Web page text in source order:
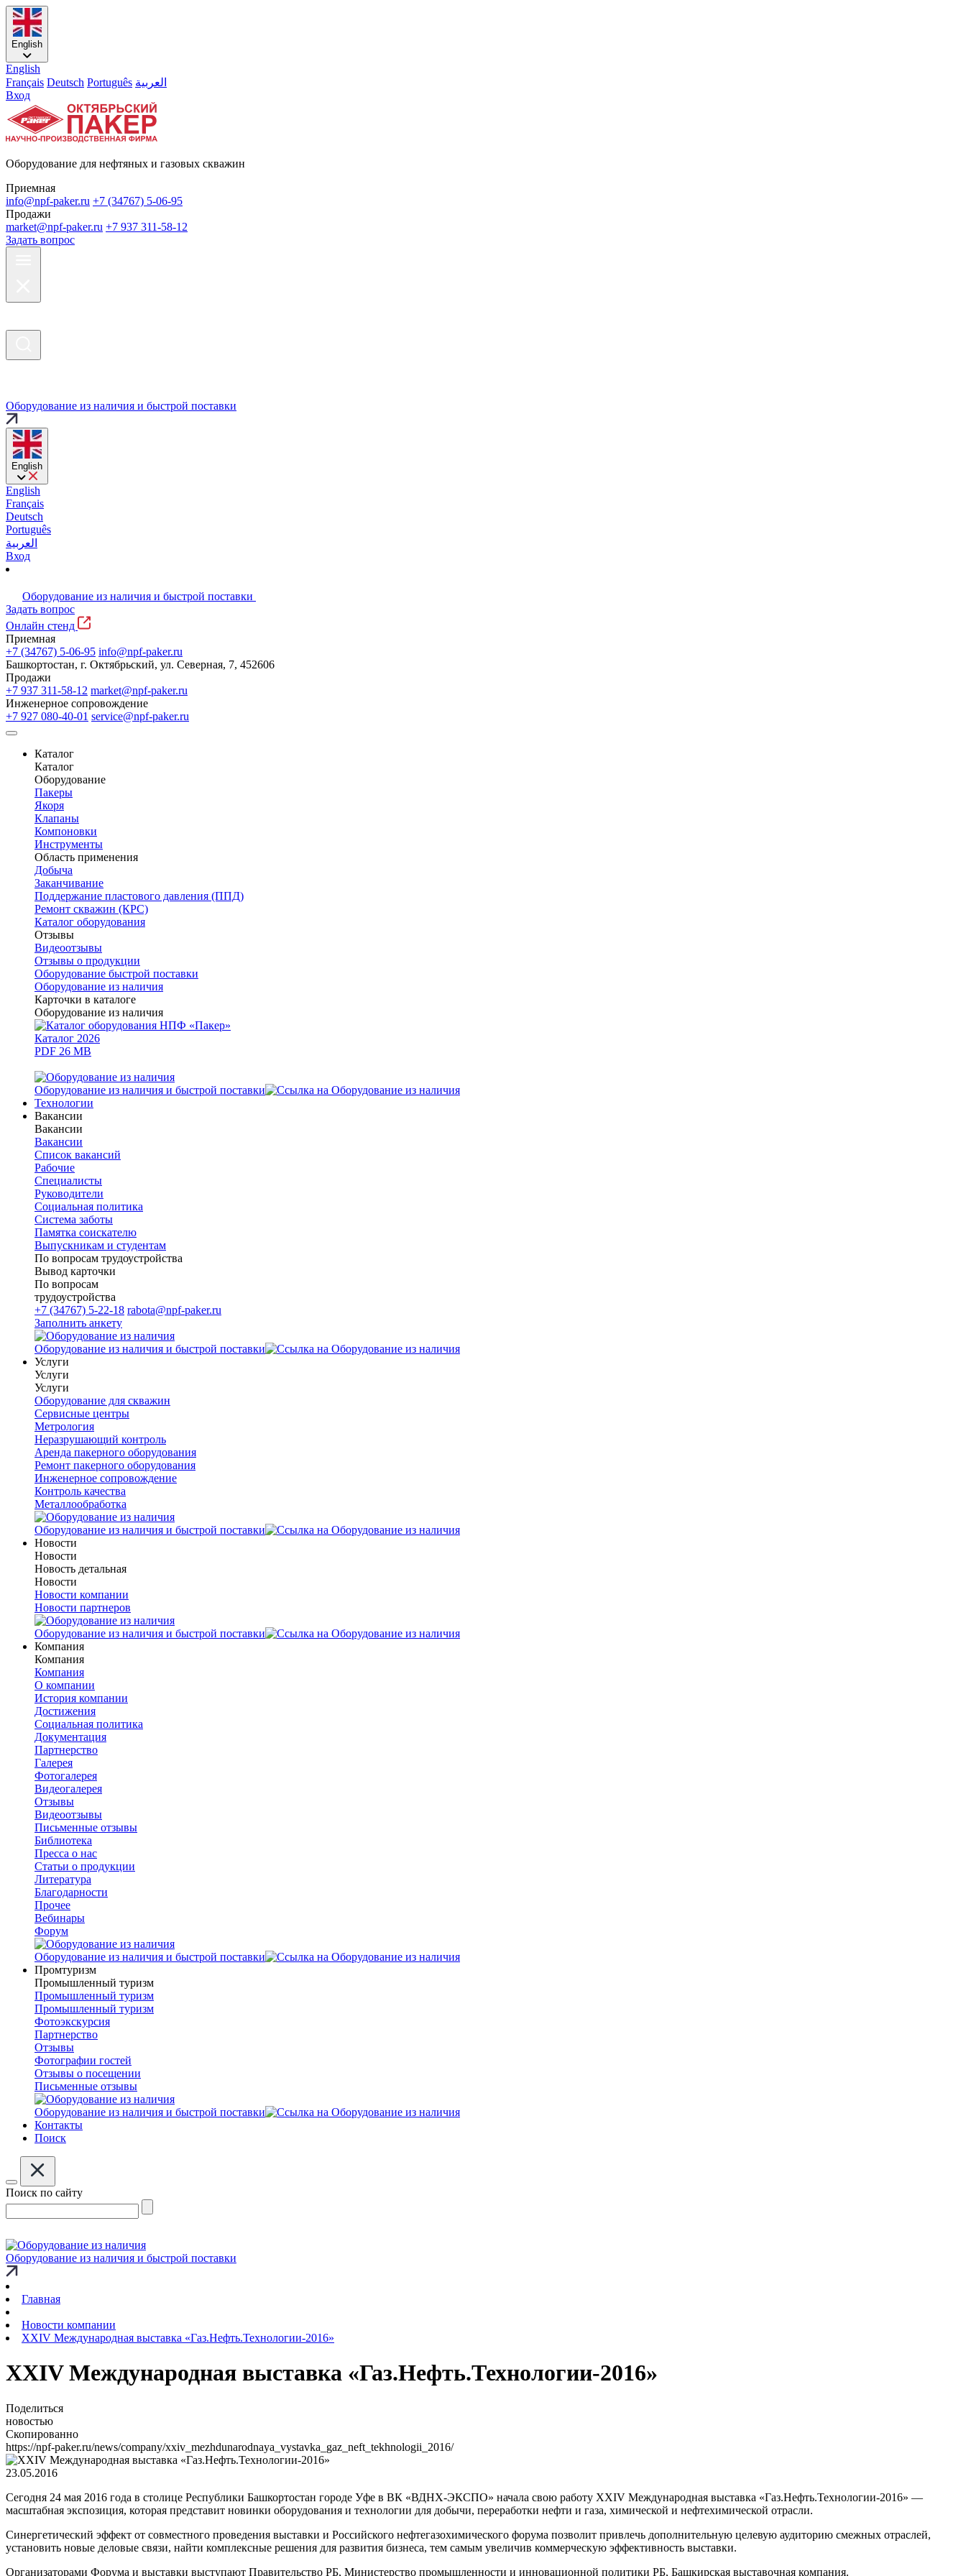
English
English
Français Deutsch Português العربية
Вход
Оборудование для нефтяных и газовых скважин
Приемная
info@npf-paker.ru +7 (34767) 5-06-95
Продажи
market@npf-paker.ru +7 937 311-58-12
Задать вопрос
Оборудование из наличия и быстрой поставки
English
English
Français
Deutsch
Português
العربية
Вход
Оборудование из наличия и быстрой поставки
Задать вопрос
Онлайн стенд
Приемная
+7 (34767) 5-06-95 info@npf-paker.ru
Башкортостан, г. Октябрьский, ул. Северная, 7, 452606
Продажи
+7 937 311-58-12 market@npf-paker.ru
Инженерное сопровождение
+7 927 080-40-01 service@npf-paker.ru
Каталог
Каталог
Оборудование
Пакеры
Якоря
Клапаны
Компоновки
Инструменты
Область применения
Добыча
Заканчивание
Поддержание пластового давления (ППД)
Ремонт скважин (КРС)
Каталог оборудования
Отзывы
Видеоотзывы
Отзывы о продукции
Оборудование быстрой поставки
Оборудование из наличия
Карточки в каталоге
Оборудование из наличия
Каталог 2026
PDF 26 MB
Оборудование из наличия и быстрой поставки
Технологии
Вакансии
Вакансии
Вакансии
Список вакансий
Рабочие
Специалисты
Руководители
Cоциальная политика
Система заботы
Памятка соискателю
Выпускникам и студентам
По вопросам трудоустройства
Вывод карточки
По вопросам
трудоустройства
+7 (34767) 5-22-18 rabota@npf-paker.ru
Заполнить анкету
Оборудование из наличия и быстрой поставки
Услуги
Услуги
Услуги
Оборудование для скважин
Сервисные центры
Метрология
Неразрушающий контроль
Аренда пакерного оборудования
Ремонт пакерного оборудования
Инженерное сопровождение
Контроль качества
Металлообработка
Оборудование из наличия и быстрой поставки
Новости
Новости
Новость детальная
Новости
Новости компании
Новости партнеров
Оборудование из наличия и быстрой поставки
Компания
Компания
Компания
О компании
История компании
Достижения
Социальная политика
Документация
Партнерство
Галерея
Фотогалерея
Видеогалерея
Отзывы
Видеоотзывы
Письменные отзывы
Библиотека
Пресса о нас
Статьи о продукции
Литература
Благодарности
Прочее
Вебинары
Форум
Оборудование из наличия и быстрой поставки
Промтуризм
Промышленный туризм
Промышленный туризм
Промышленный туризм
Фотоэкскурсия
Партнерство
Отзывы
Фотографии гостей
Отзывы о посещении
Письменные отзывы
Оборудование из наличия и быстрой поставки
Контакты
Поиск
Поиск по сайту
Оборудование из наличия и быстрой поставки
Главная
Новости компании
XXIV Международная выставка «Газ.Нефть.Технологии-2016»
XXIV Международная выставка «Газ.Нефть.Технологии-2016»
Поделиться
новостью
Скопированно
https://npf-paker.ru/news/company/xxiv_mezhdunarodnaya_vystavka_gaz_neft_tekhnologii_2016/
23.05.2016
Сегодня 24 мая 2016 года в столице Республики Башкортостан городе Уфе в ВК «ВДНХ-ЭКСПО» начала свою работу XXIV Международная выставка «Газ.Нефть.Технологии-2016» —
масштабная экспозиция, которая представит новинки оборудования и технологии для добычи, переработки нефти и газа, химической и нефтехимической отрасли.
Синергетический эффект от совместного проведения выставки и Российского нефтегазохимического форума позволит привлечь дополнительную целевую аудиторию смежных отраслей,
установить новые деловые связи, найти комплексные решения для развития бизнеса, тем самым увеличив коммерческую эффективность выставки.
Организаторами Форума и выставки выступают Правительство РБ, Министерство промышленности и инновационной политики РБ, Башкирская выставочная компания.